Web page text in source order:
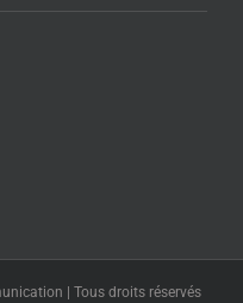
| Tous droits réservés